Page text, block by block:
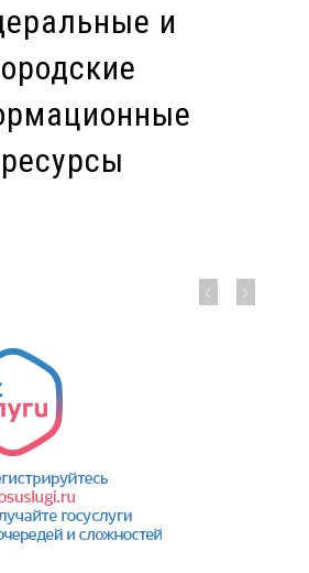
и
ресурсы